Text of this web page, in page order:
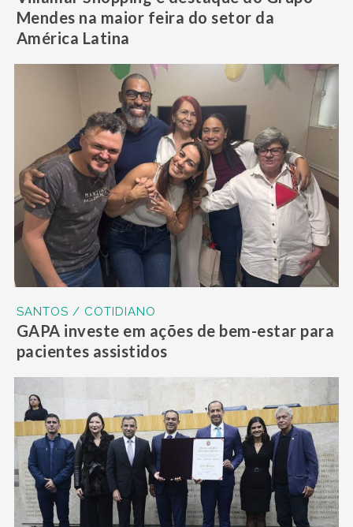
Mendes na maior feira do setor da
América Latina
SANTOS / COTIDIANO
GAPA investe em ações de bem-estar para
pacientes assistidos